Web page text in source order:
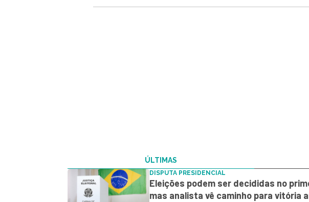
ÚLTIMAS
DISPUTA PRESIDENCIAL
Eleições podem ser decididas no
mas analista vê caminho para vitória